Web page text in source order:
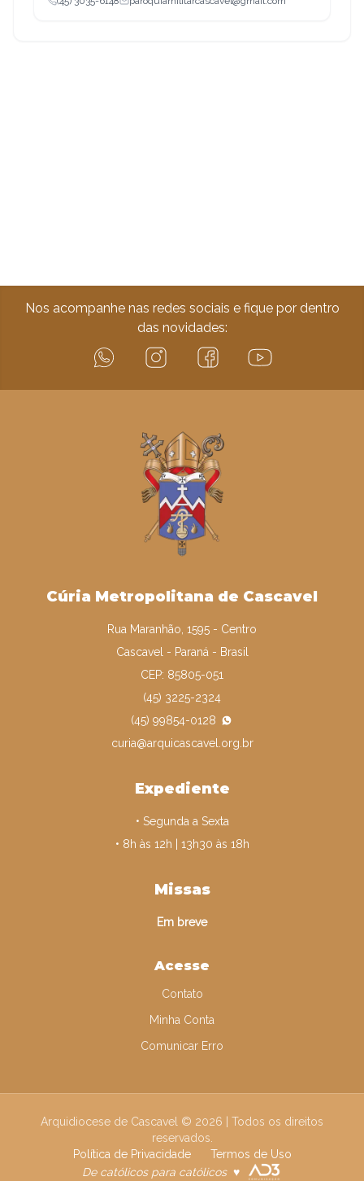
Nos acompanhe nas redes sociais e fique por dentro
das novidades:
Cúria Metropolitana de Cascavel
Rua Maranhão, 1595 - Centro
Cascavel - Paraná - Brasil
CEP: 85805-051
(45) 3225-2324
(45) 99854-0128
curia@arquicascavel.org.br
Expediente
• Segunda a Sexta
• 8h às 12h | 13h30 às 18h
Missas
Em breve
Acesse
Contato
Minha Conta
Comunicar Erro
Arquidiocese de Cascavel © 2026 | Todos os direitos
reservados.
Política de Privacidade
Termos de Uso
De católicos para católicos ♥